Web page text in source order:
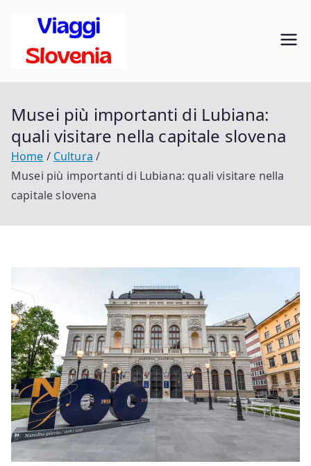
contenuto
Musei più importanti di Lubiana:
quali visitare nella capitale slovena
Home
Cultura
Musei più importanti di Lubiana: quali visitare nella
capitale slovena